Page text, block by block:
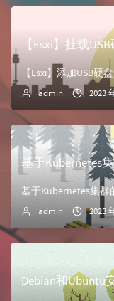
【Esxi】挂载
admin 2023
基于Kubernetes
admin 2023
Debian和Ubuntu